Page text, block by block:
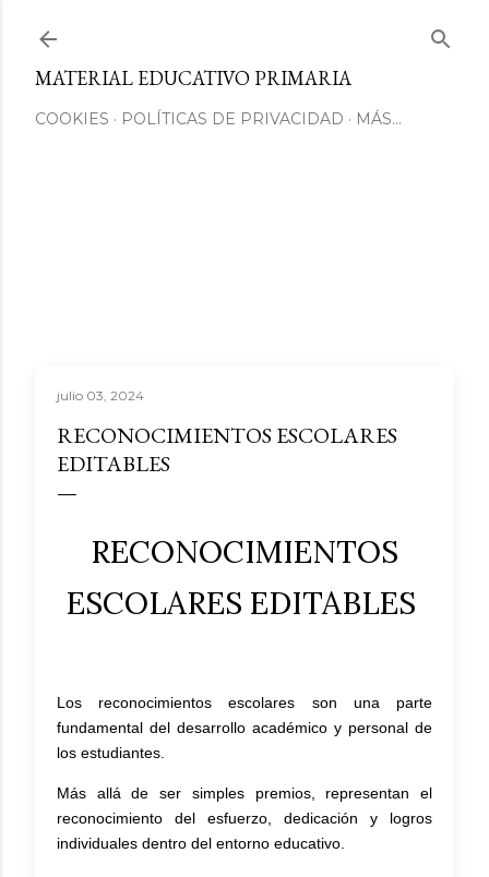
MATERIAL EDUCATIVO PRIMARIA
COOKIES POLÍTICAS DE PRIVACIDAD MÁS…
julio 03, 2024
RECONOCIMIENTOS ESCOLARES
EDITABLES
RECONOCIMIENTOS
ESCOLARES EDITABLES
Los reconocimientos escolares son una parte
fundamental del desarrollo académico y personal de
los estudiantes.
Más allá de ser simples premios, representan el
reconocimiento del esfuerzo, dedicación y logros
individuales dentro del entorno educativo.